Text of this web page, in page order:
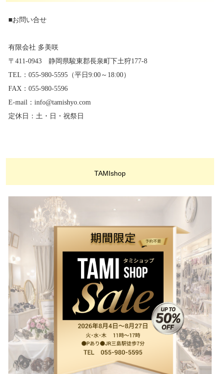
■お問い合せ
有限会社 多美咲
〒411-0943 静岡県駿東郡長泉町下土狩177-8
TEL：055-980-5595（平日9:00～18:00）
FAX：055-980-5596
E-mail：info@tamishyo.com
定休日：土・日・祝祭日
TAMIshop